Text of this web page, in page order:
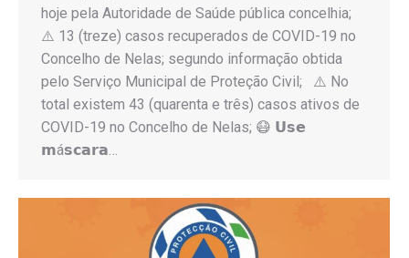
hoje pela Autoridade de Saúde pública concelhia;
⚠️ 13 (treze) casos recuperados de COVID-19 no
Concelho de Nelas; segundo informação obtida
pelo Serviço Municipal de Proteção Civil; ⚠️ No
total existem 43 (quarenta e três) casos ativos de
COVID-19 no Concelho de Nelas; 😷 𝗨𝘀𝗲
𝗺á𝘀𝗰𝗮𝗿𝗮…